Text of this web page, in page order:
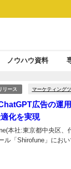
ノウハウ資料
リース マーケティング
広告の運
化を実現
本社:東京都中央区
ル「Shirofune」におい